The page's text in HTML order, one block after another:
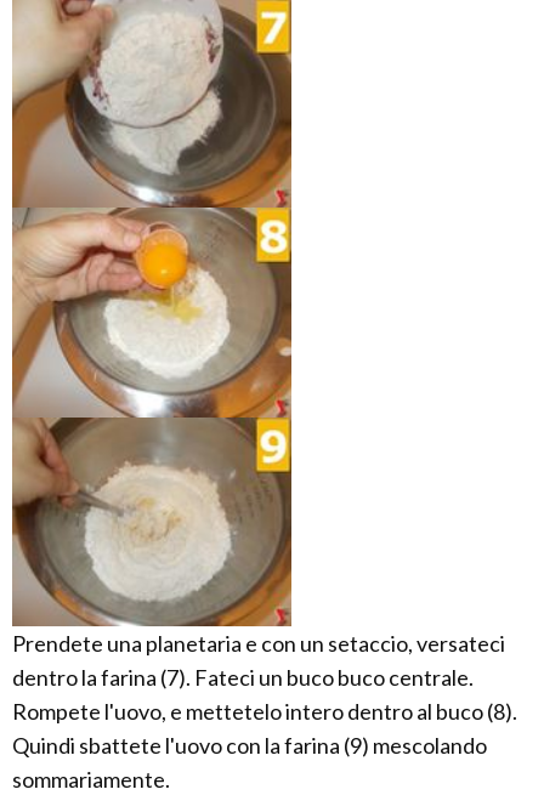
Prendete una planetaria e con un setaccio, versateci
dentro la farina (7). Fateci un buco buco centrale.
Rompete l'uovo, e mettetelo intero dentro al buco (8).
Quindi sbattete l'uovo con la farina (9) mescolando
sommariamente.